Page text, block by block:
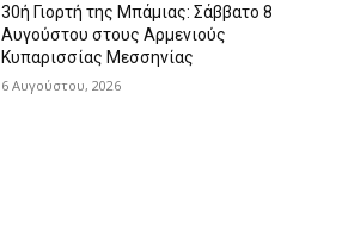
30ή Γιορτή της Μπάμιας: Σάββατο 8
Αυγούστου στους Αρμενιούς
Κυπαρισσίας Μεσσηνίας
6 Αυγούστου, 2026